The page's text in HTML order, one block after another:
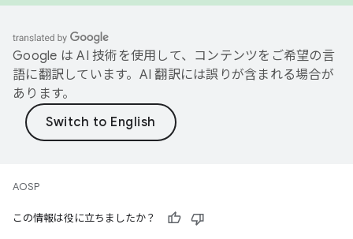
Google は AI 技術を使用して、コンテンツをご希望の言
語に翻訳しています。AI 翻訳には誤りが含まれる場合が
あります。
AOSP
この情報は役に立ちましたか？